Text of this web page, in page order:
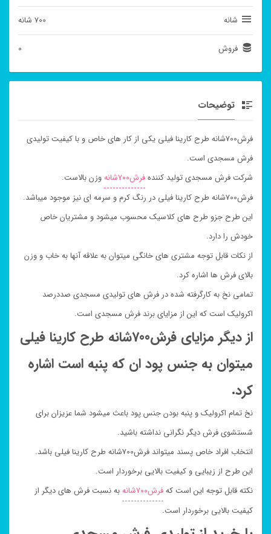
شانه 700 شانه
فروش 0
توضیحات
فرش700شانه طرح کارینا فیلی یکی از کار های خاص و با کیفیت تولیدی
فرش مسجدی است.
شرکت فرش مسجدی تولید کنندهفرش۷۰۰شانه
وزن بالاست.
فرش700شانه طرح کارینا فیلی در رنگ کرم و سرمه ای نیز موجود میباشد.
این طرح جزو طرح های کلاسیک محسوب میشود و مشتریان خاص
خودش را دارد.
از نکات قابل توجه مشتری های خانگی میتوان به علاقه آنها به خاب و وزن
بالای فرش ها اشاره کرد.
تمامی نخ به کارگرفته شده در فرش های تولیدی مسجدی صددرصد
اکرولیک است که این از مزایای برند فرش مسجدی است.
از دیگر مزایای فرش700شانه طرح کارینا فیلی
میتوان به جنس پود ان که پنبه است اشاره
کرد.
نخ تمام اکرولیک و پنبه بودن جنس پود باعث میشود شما عزیزان برای
شستشوی فرش دیگر نگرانی نداشته باشید.
انتخاب افراد خاص پسند میتواند فرش700شانه طرح کارینا فیلی باشد.
این طرح از زیبایی و کیفیت بالایی برخوردار است.
نکته قابل توجه این است کهفرش۷۰۰شانه
به نسبت فرش های دیگر از
کیفیت بالایی برخوردار است.